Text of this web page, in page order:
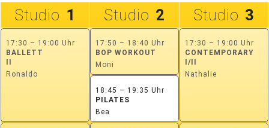
Studio 1
17:30 – 19:00 Uhr
BALLETT
II
Ronaldo
Studio 2
17:50 – 18:40 Uhr
BOP WORKOUT
Moni
18:45 – 19:35 Uhr
PILATES
Bea
Studio 3
17:30 – 19:00 Uhr
CONTEMPORARY
I/II
Nathalie